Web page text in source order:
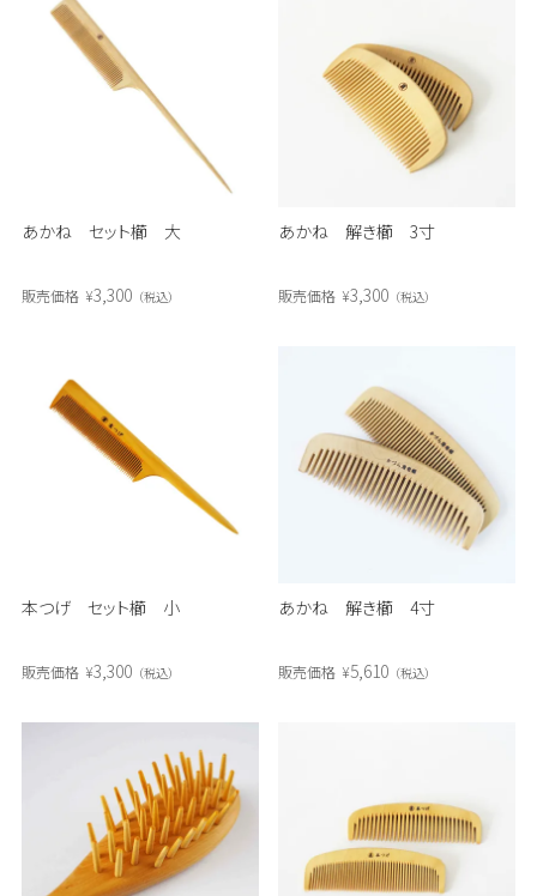
あかね セット櫛 大
販売価格 ¥3,300 税込
あかね 解き櫛 3寸
販売価格 ¥3,300 税込
本つげ セット櫛 小
販売価格 ¥3,300 税込
あかね 解き櫛 4寸
販売価格 ¥5,610 税込